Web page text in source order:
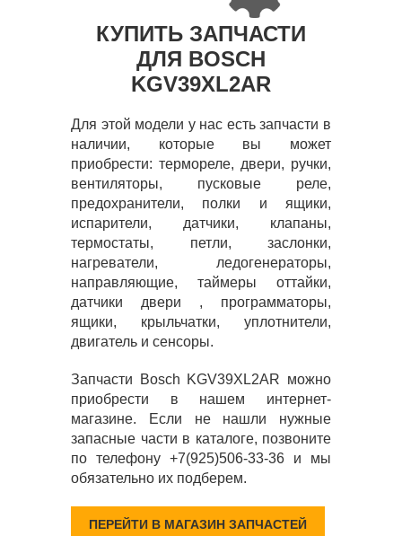
КУПИТЬ ЗАПЧАСТИ
ДЛЯ BOSCH
KGV39XL2AR
Для этой модели у нас есть запчасти в
наличии, которые вы может
приобрести: термореле, двери, ручки,
вентиляторы, пусковые реле,
предохранители, полки и ящики,
испарители, датчики, клапаны,
термостаты, петли, заслонки,
нагреватели, ледогенераторы,
направляющие, таймеры оттайки,
датчики двери , программаторы,
ящики, крыльчатки, уплотнители,
двигатель и сенсоры.
Запчасти Bosch KGV39XL2AR можно
приобрести в нашем интернет-
магазине. Если не нашли нужные
запасные части в каталоге, позвоните
по телефону +7(925)506-33-36 и мы
обязательно их подберем.
ПЕРЕЙТИ В МАГАЗИН ЗАПЧАСТЕЙ